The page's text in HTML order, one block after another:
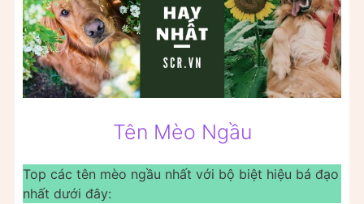
Tên Mèo Ngầu
Top các tên mèo ngầu nhất với bộ biệt hiệu bá đạo
nhất dưới đây: